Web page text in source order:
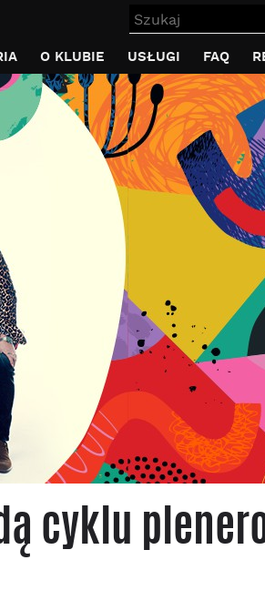
Szukaj
O KLUBIE USŁUGI FAQ
cyklu